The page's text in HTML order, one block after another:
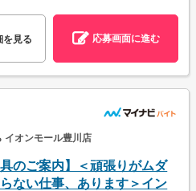
を見る 応募画面に進む
イオンモール豊川店
具のご案内】＜頑張りがムダ
ない仕事、あります＞イン